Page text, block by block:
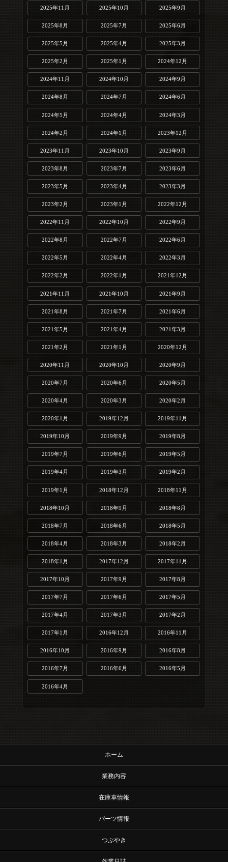
2025年11月 2025年10月 2025年9月
2025年8月 2025年7月 2025年6月
2025年5月 2025年4月 2025年3月
2025年2月 2025年1月 2024年12月
2024年11月 2024年10月 2024年9月
2024年8月 2024年7月 2024年6月
2024年5月 2024年4月 2024年3月
2024年2月 2024年1月 2023年12月
2023年11月 2023年10月 2023年9月
2023年8月 2023年7月 2023年6月
2023年5月 2023年4月 2023年3月
2023年2月 2023年1月 2022年12月
2022年11月 2022年10月 2022年9月
2022年8月 2022年7月 2022年6月
2022年5月 2022年4月 2022年3月
2022年2月 2022年1月 2021年12月
2021年11月 2021年10月 2021年9月
2021年8月 2021年7月 2021年6月
2021年5月 2021年4月 2021年3月
2021年2月 2021年1月 2020年12月
2020年11月 2020年10月 2020年9月
2020年7月 2020年6月 2020年5月
2020年4月 2020年3月 2020年2月
2020年1月 2019年12月 2019年11月
2019年10月 2019年9月 2019年8月
2019年7月 2019年6月 2019年5月
2019年4月 2019年3月 2019年2月
2019年1月 2018年12月 2018年11月
2018年10月 2018年9月 2018年8月
2018年7月 2018年6月 2018年5月
2018年4月 2018年3月 2018年2月
2018年1月 2017年12月 2017年11月
2017年10月 2017年9月 2017年8月
2017年7月 2017年6月 2017年5月
2017年4月 2017年3月 2017年2月
2017年1月 2016年12月 2016年11月
2016年10月 2016年9月 2016年8月
2016年7月 2016年6月 2016年5月
2016年4月
ホーム
業務内容
在庫車情報
パーツ情報
つぶやき